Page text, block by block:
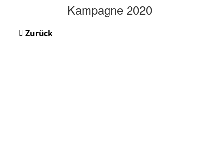
Kampagne 2020
Zurück